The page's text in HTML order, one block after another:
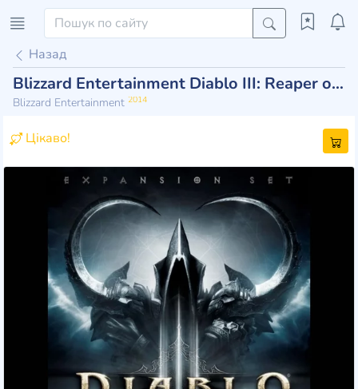
Назад
Blizzard Entertainment Diablo III: Reaper of Souls
Blizzard Entertainment 2014
Цікаво!